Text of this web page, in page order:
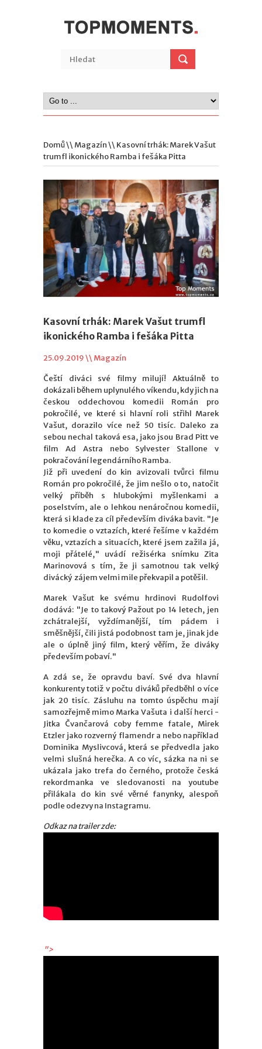
Domů\\ Magazín\\ Kasovní trhák: Marek Vašut
trumfl ikonického Ramba i fešáka Pitta
Kasovní trhák: Marek Vašut trumfl
ikonického Ramba i fešáka Pitta
25.09.2019 \\ Magazín
Čeští diváci své filmy milují! Aktuálně to
dokázali během uplynulého víkendu, kdy jich na
českou oddechovou komedii Román pro
pokročilé, ve které si hlavní roli střihl Marek
Vašut, dorazilo více než 50 tisíc. Daleko za
sebou nechal taková esa, jako jsou Brad Pitt ve
film Ad Astra nebo Sylvester Stallone v
pokračování legendárního Ramba.
Již při uvedení do kin avizovali tvůrci filmu
Román pro pokročilé, že jim nešlo o to, natočit
velký příběh s hlubokými myšlenkami a
poselstvím, ale o lehkou nenáročnou komedii,
která si klade za cíl především diváka bavit. "Je
to komedie o vztazích, které řešíme v každém
věku, vztazích a situacích, které jsem zažila já,
moji přátelé," uvádí režisérka snímku Zita
Marinovová s tím, že ji samotnou tak velký
divácký zájem velmi mile překvapil a potěšil.
Marek Vašut ke svému hrdinovi Rudolfovi
dodává: "Je to takový Pažout po 14 letech, jen
zchátralejší, vyždímanější, tím pádem i
směšnější, čili jistá podobnost tam je, jinak jde
ale o úplně jiný film, který věřím, že diváky
především pobaví."
A zdá se, že opravdu baví. Své dva hlavní
konkurenty totiž v počtu diváků předběhl o více
jak 20 tisíc. Zásluhu na tomto úspěchu mají
samozřejmě mimo Marka Vašuta i další herci -
Jitka Čvančarová coby femme fatale, Mirek
Etzler jako rozverný flamendr a nebo například
Dominika Myslivcová, která se předvedla jako
velmi slušná herečka. A co víc, sázka na ni se
ukázala jako trefa do černého, protože česká
rekordmanka ve sledovanosti na youtube
přilákala do kin své věrné fanynky, alespoň
podle odezvy na Instagramu.
Odkaz na trailer zde:
">